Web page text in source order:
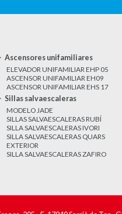
Ascensores unifamiliares
ELEVADOR UNIFAMILIAR EHP 05
ASCENSOR UNIFAMILIAR EH09
ASCENSOR UNIFAMILIAR EHS 17
Sillas salvaescaleras
MODELO JADE
SILLAS SALVAESCALERAS RUBÍ
SILLA SALVAESCALERAS IVORI
SILLA SALVAESCALERAS QUARS
EXTERIOR
SILLA SALVAESCALERAS ZAFIRO